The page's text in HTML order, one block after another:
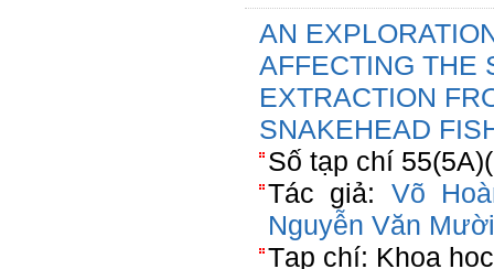
AN
AFFECTING THE
EXTRACTION
SNAKEHEAD
Số tạp chí
Tác giả: Võ
Nguyễn Văn Mười
Tạp chí: Khoa